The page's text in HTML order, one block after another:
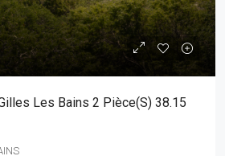
Les Bains 2 Pièce(s) 38.15